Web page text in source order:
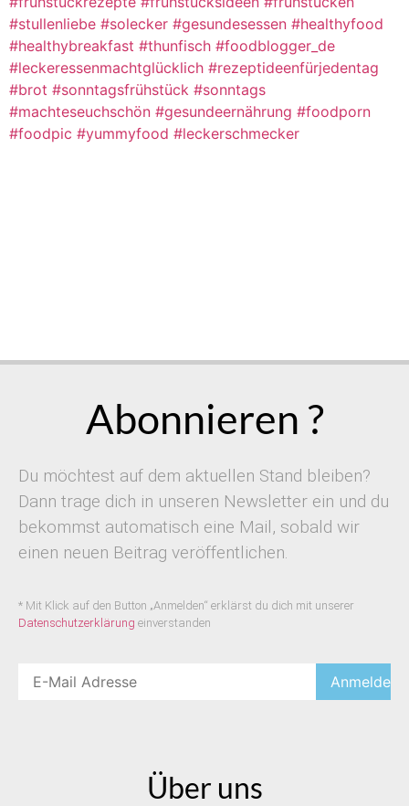
Abonnieren ?
Du möchtest auf dem aktuellen Stand bleiben?
Dann trage dich in unseren Newsletter ein und du
bekommst automatisch eine Mail, sobald wir
einen neuen Beitrag veröffentlichen.
* Mit Klick auf den Button „Anmelden“ erklärst du dich mit unserer
Datenschutzerklärung einverstanden
Über uns